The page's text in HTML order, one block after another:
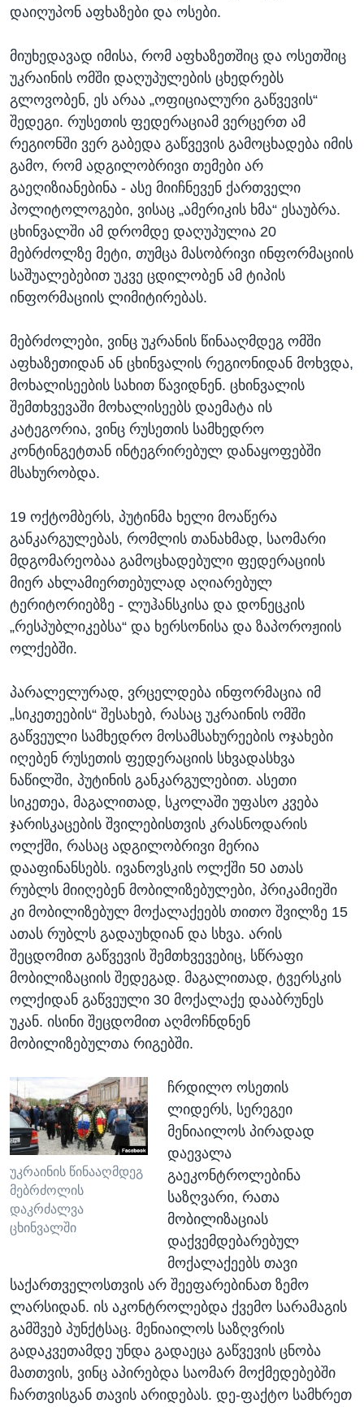
დაიღუპონ აფხაზები და ოსები.
მიუხედავად იმისა, რომ აფხაზეთშიც და ოსეთშიც
უკრაინის ომში დაღუპულების ცხედრებს
გლოვობენ, ეს არაა „ოფიციალური გაწვევის“
შედეგი. რუსეთის ფედერაციამ ვერცერთ ამ
რეგიონში ვერ გაბედა გაწვევის გამოცხადება იმის
გამო, რომ ადგილობრივი თემები არ
გაეღიზიანებინა - ასე მიიჩნევენ ქართველი
პოლიტოლოგები, ვისაც „ამერიკის ხმა“ ესაუბრა.
ცხინვალში ამ დრომდე დაღუპულია 20
მებრძოლზე მეტი, თუმცა მასობრივი ინფორმაციის
საშუალებებით უკვე ცდილობენ ამ ტიპის
ინფორმაციის ლიმიტირებას.
მებრძოლები, ვინც უკრანის წინააღმდეგ ომში
აფხაზეთიდან ან ცხინვალის რეგიონიდან მოხვდა,
მოხალისეების სახით წავიდნენ. ცხინვალის
შემთხვევაში მოხალისეებს დაემატა ის
კატეგორია, ვინც რუსეთის სამხედრო
კონტინგეტთან ინტეგრირებულ დანაყოფებში
მსახურობდა.
19 ოქტომბერს, პუტინმა ხელი მოაწერა
განკარგულებას, რომლის თანახმად, საომარი
მდგომარეობაა გამოცხადებული ფედერაციის
მიერ ახლამიერთებულად აღიარებულ
ტერიტორიებზე - ლუჰანსკისა და დონეცკის
„რესპუბლიკებსა“ და ხერსონისა და ზაპოროჟიის
ოლქებში.
პარალელურად, ვრცელდება ინფორმაცია იმ
„სიკეთეების“ შესახებ, რასაც უკრაინის ომში
გაწვეული სამხედრო მოსამსახურეების ოჯახები
იღებენ რუსეთის ფედერაციის სხვადასხვა
ნაწილში, პუტინის განკარგულებით. ასეთი
სიკეთეა, მაგალითად, სკოლაში უფასო კვება
ჯარისკაცების შვილებისთვის კრასნოდარის
ოლქში, რასაც ადგილობრივი მერია
დააფინანსებს. ივანოვსკის ოლქში 50 ათას
რუბლს მიიღებენ მობილიზებულები, პრიკამიეში
კი მობილიზებულ მოქალაქეებს თითო შვილზე 15
ათას რუბლს გადაუხდიან და სხვა. არის
შეცდომით გაწვევის შემთხვევებიც, სწრაფი
მობილიზაციის შედეგად. მაგალითად, ტვერსკის
ოლქიდან გაწვეული 30 მოქალაქე დააბრუნეს
უკან. ისინი შეცდომით აღმოჩნდნენ
მობილიზებულთა რიგებში.
უკრაინის წინააღმდეგ
მებრძოლის
დაკრძალვა
ცხინვალში
ჩრდილო ოსეთის
ლიდერს, სერეგეი
მენიაილოს პირადად
დაევალა
გაეკონტროლებინა
საზღვარი, რათა
მობილიზაციას
დაქვემდებარებულ
მოქალაქეებს თავი
საქართველოსთვის არ შეეფარებინათ ზემო
ლარსიდან. ის აკონტროლებდა ქვემო სარამაგის
გამშვებ პუნქტსაც. მენიაილოს საზღვრის
გადაკვეთამდე უნდა გადაეცა გაწვევის ცნობა
მათთვის, ვინც აპირებდა საომარ მოქმედებებში
ჩართვისგან თავის არიდებას. დე-ფაქტო სამხრეთ